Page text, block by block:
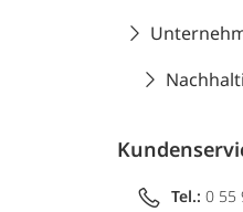
Tel.: 0 55